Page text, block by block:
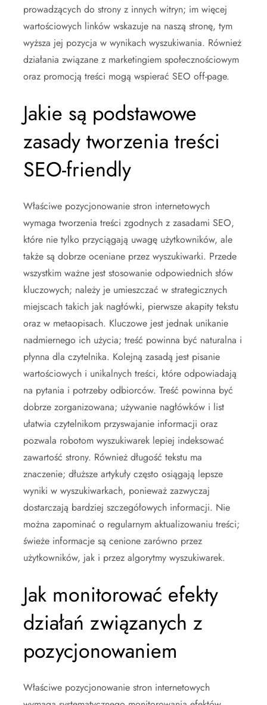
prowadzących do strony z innych witryn; im więcej
wartościowych linków wskazuje na naszą stronę, tym
wyższa jej pozycja w wynikach wyszukiwania. Również
działania związane z marketingiem społecznościowym
oraz promocją treści mogą wspierać SEO off-page.
Jakie są podstawowe
zasady tworzenia treści
SEO-friendly
Właściwe pozycjonowanie stron internetowych
wymaga tworzenia treści zgodnych z zasadami SEO,
które nie tylko przyciągają uwagę użytkowników, ale
także są dobrze oceniane przez wyszukiwarki. Przede
wszystkim ważne jest stosowanie odpowiednich słów
kluczowych; należy je umieszczać w strategicznych
miejscach takich jak nagłówki, pierwsze akapity tekstu
oraz w metaopisach. Kluczowe jest jednak unikanie
nadmiernego ich użycia; treść powinna być naturalna i
płynna dla czytelnika. Kolejną zasadą jest pisanie
wartościowych i unikalnych treści, które odpowiadają
na pytania i potrzeby odbiorców. Treść powinna być
dobrze zorganizowana; używanie nagłówków i list
ułatwia czytelnikom przyswajanie informacji oraz
pozwala robotom wyszukiwarek lepiej indeksować
zawartość strony. Również długość tekstu ma
znaczenie; dłuższe artykuły często osiągają lepsze
wyniki w wyszukiwarkach, ponieważ zazwyczaj
dostarczają bardziej szczegółowych informacji. Nie
można zapominać o regularnym aktualizowaniu treści;
świeże informacje są cenione zarówno przez
użytkowników, jak i przez algorytmy wyszukiwarek.
Jak monitorować efekty
działań związanych z
pozycjonowaniem
Właściwe pozycjonowanie stron internetowych